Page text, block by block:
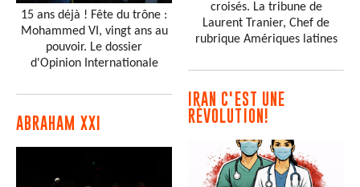
15 ans déjà ! Fête du trône :
Mohammed VI, vingt ans au
pouvoir. Le dossier
d'Opinion Internationale
ABRAHAM XXI
croisés. La tribune de
Laurent Tranier, Chef de
rubrique Amériques latines
IRAN C'EST UNE
RÉVOLUTION!